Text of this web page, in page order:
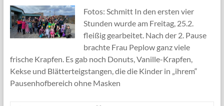
Fotos: Schmitt In den ersten vier
Stunden wurde am Freitag, 25.2.
fleißig gearbeitet. Nach der 2. Pause
brachte Frau Peplow ganz viele
frische Krapfen. Es gab noch Donuts, Vanille-Krapfen,
Kekse und Blätterteigstangen, die die Kinder in „ihrem“
Pausenhofbereich ohne Masken